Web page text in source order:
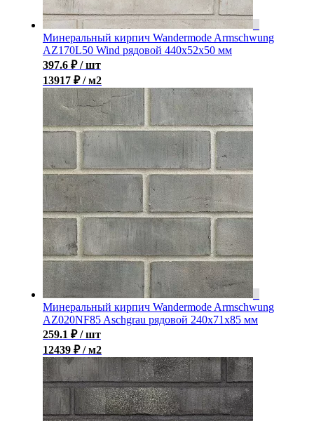
Минеральный кирпич Wandermode Armschwung
AZ170L50 Wind рядовой 440x52x50 мм
397.6 ₽ / шт
13917 ₽ / м2
Минеральный кирпич Wandermode Armschwung
AZ020NF85 Aschgrau рядовой 240x71x85 мм
259.1 ₽ / шт
12439 ₽ / м2